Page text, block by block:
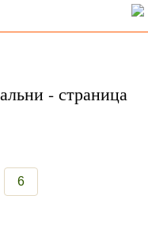
- страница
6